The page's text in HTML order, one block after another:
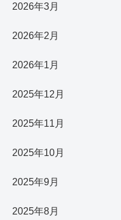
2026年3月
2026年2月
2026年1月
2025年12月
2025年11月
2025年10月
2025年9月
2025年8月